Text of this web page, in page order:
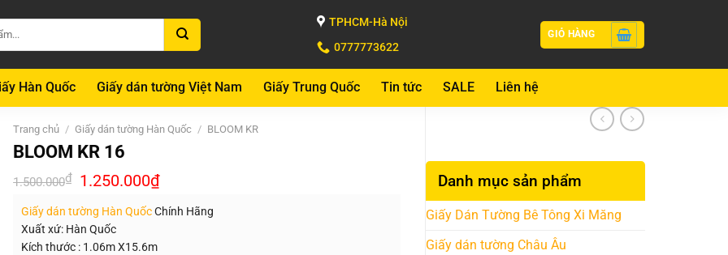
TPHCM-Hà Nội
0777773622
GIỎ HÀNG
Hàn Quốc Giấy dán tường Việt Nam Giấy Trung Quốc Tin tức SALE Liên hệ
Danh mục sản phẩm
Giấy Dán Tường Bê Tông Xi Măng
Giấy dán tường Châu Âu
Trang chủ / Giấy dán tường Hàn Quốc / BLOOM KR
BLOOM KR 16
1.500.000₫ Giá
gốc
1.500.000₫.
1.250.000₫Giá
hiện
là:
Giấy dán tường Hàn QuốcChính Hãng
Xuất xứ: Hàn Quốc
Kích thước : 1.06m X15.6m